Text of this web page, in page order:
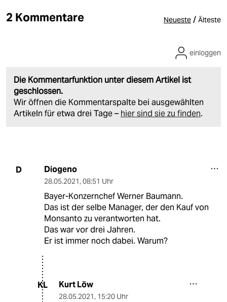
2 Kommentare Neueste / Älteste
Die Kommentarfunktion unter diesem Artikel ist
geschlossen.
Wir öffnen die Kommentarspalte bei ausgewählten
Artikeln für etwa drei Tage – hier sind sie zu finden.
einloggen
D Diogeno
28.05.2021, 08:51 Uhr
Bayer-Konzernchef Werner Baumann.
Das ist der selbe Manager, der den Kauf von
Monsanto zu verantworten hat.
Das war vor drei Jahren.
Er ist immer noch dabei. Warum?
KL Kurt Löw
28.05.2021, 15:20 Uhr